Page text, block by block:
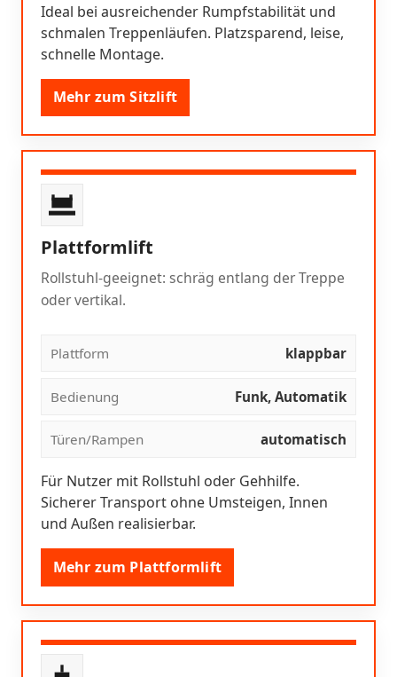
Ideal bei ausreichender Rumpfstabilität und
schmalen Treppenläufen. Platzsparend, leise,
schnelle Montage.
Mehr zum Sitzlift
Plattformlift
Rollstuhl-geeignet: schräg entlang der Treppe
oder vertikal.
Plattform klappbar
Bedienung Funk, Automatik
Türen/Rampen automatisch
Für Nutzer mit Rollstuhl oder Gehhilfe.
Sicherer Transport ohne Umsteigen, Innen
und Außen realisierbar.
Mehr zum Plattformlift